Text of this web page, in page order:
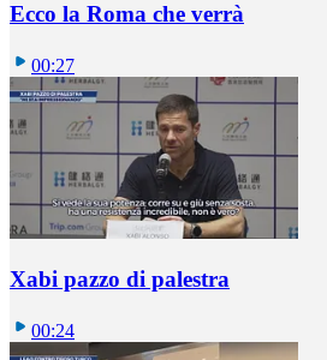
Ecco la Roma che verrà
00:27
Xabi pazzo di palestra
00:24